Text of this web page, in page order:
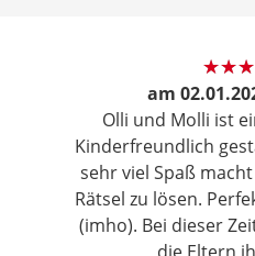
am
Olli und Molli ist
Kinderfreundlich
sehr viel Spaß
Rätsel zu lösen.
(imho). Bei dieser